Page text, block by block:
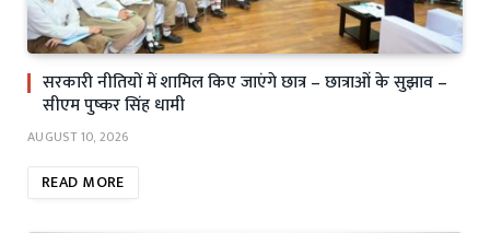
सरकारी नीतियों में शामिल किए जाएंगे छात्र – छात्राओं के सुझाव –
सीएम पुष्कर सिंह धामी
AUGUST 10, 2026
READ MORE